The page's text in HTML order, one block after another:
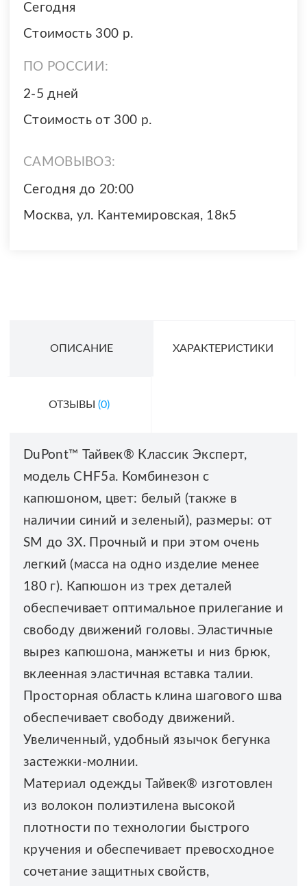
Сегодня
Стоимость 300 р.
ПО РОССИИ:
2-5 дней
Стоимость от 300 р.
САМОВЫВОЗ:
Сегодня до 20:00
Москва, ул. Кантемировская, 18к5
ОПИСАНИЕ ХАРАКТЕРИСТИКИ
ОТЗЫВЫ (0)
DuPont™ Тайвек® Классик Эксперт,
модель CHF5a. Комбинезон с
капюшоном, цвет: белый (также в
наличии синий и зеленый), размеры: от
SM до 3X. Прочный и при этом очень
легкий (масса на одно изделие менее
180 г). Капюшон из трех деталей
обеспечивает оптимальное прилегание и
свободу движений головы. Эластичные
вырез капюшона, манжеты и низ брюк,
вклеенная эластичная вставка талии.
Просторная область клина шагового шва
обеспечивает свободу движений.
Увеличенный, удобный язычок бегунка
застежки-молнии.
Материал одежды Тайвек® изготовлен
из волокон полиэтилена высокой
плотности по технологии быстрого
кручения и обеспечивает превосходное
сочетание защитных свойств,